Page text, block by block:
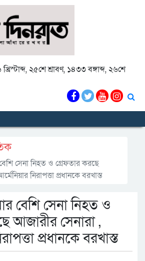
, ২৫শে শ্রাবণ, ১৪৩৩ বঙ্গাব্দ, ২৬শে
সেনা নিহত ও গ্রেফতার করছে
নিরাপত্তা প্রধানকে বরখাস্ত
বেশি সেনা নিহত ও
আজারীর সেনারা ,
প্রধানকে বরখাস্ত